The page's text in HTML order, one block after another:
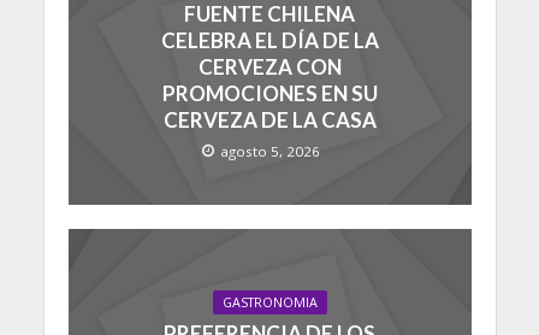
FUENTE CHILENA
CELEBRA EL DÍA DE LA
CERVEZA CON
PROMOCIONES EN SU
CERVEZA DE LA CASA
agosto 5, 2026
GASTRONOMIA